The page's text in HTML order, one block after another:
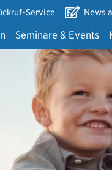
Service News
Seminare & Events
Seminare
der Bayerischen
mit der DMA
Alles